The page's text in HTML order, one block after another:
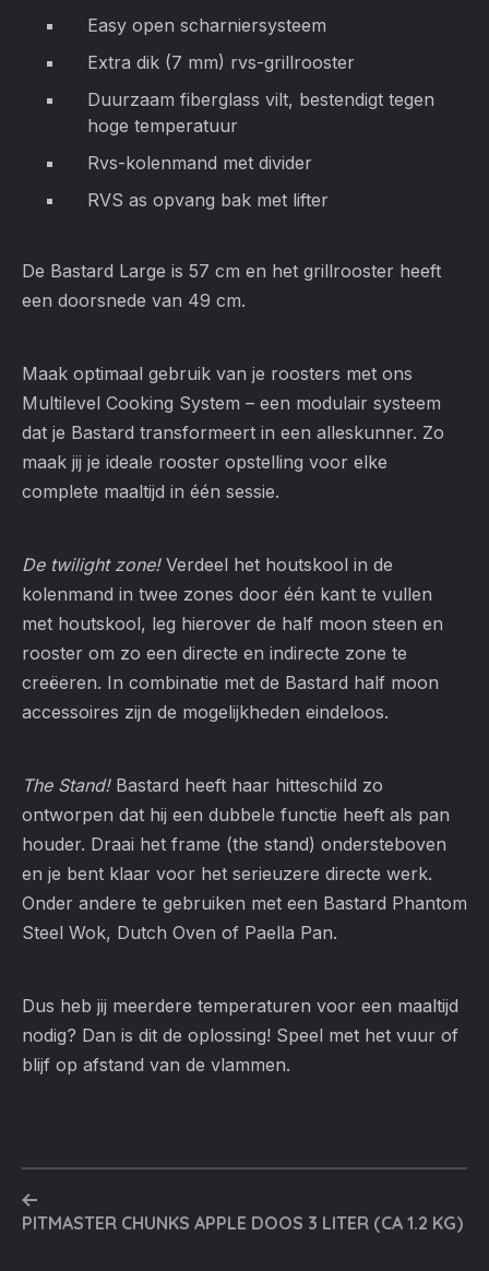
Easy open scharniersysteem
Extra dik (7 mm) rvs-grillrooster
Duurzaam fiberglass vilt, bestendigt tegen
hoge temperatuur
Rvs-kolenmand met divider
RVS as opvang bak met lifter
De Bastard Large is 57 cm en het grillrooster heeft
een doorsnede van 49 cm.
Maak optimaal gebruik van je roosters met ons
Multilevel Cooking System – een modulair systeem
dat je Bastard transformeert in een alleskunner. Zo
maak jij je ideale rooster opstelling voor elke
complete maaltijd in één sessie.
De twilight zone!Verdeel het houtskool in de
kolenmand in twee zones door één kant te vullen
met houtskool, leg hierover de half moon steen en
rooster om zo een directe en indirecte zone te
creëeren. In combinatie met de Bastard half moon
accessoires zijn de mogelijkheden eindeloos.
The Stand!Bastard heeft haar hitteschild zo
ontworpen dat hij een dubbele functie heeft als pan
houder. Draai het frame (the stand) ondersteboven
en je bent klaar voor het serieuzere directe werk.
Onder andere te gebruiken met een Bastard Phantom
Steel Wok, Dutch Oven of Paella Pan.
Dus heb jij meerdere temperaturen voor een maaltijd
nodig? Dan is dit de oplossing! Speel met het vuur of
blijf op afstand van de vlammen.
PITMASTER CHUNKS APPLE DOOS 3 LITER (CA 1.2 KG)